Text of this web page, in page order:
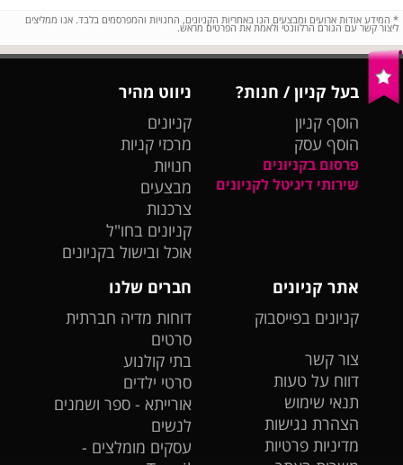
* המידע אודות ארועים ומבצעים הנו באחריות הקניונים, החנויות והמפרסמים בלבד. אנו ממליצים
ליצור קשר עם הגורם הרלוונטי ולאמת את הפרטים מראש.
בעל קניון / חנות?
הוסף קניון
הוסף עסק
פרסום בקניונים
שירותי דיגיטל לקניונים
ניווט מהיר
קניונים
מרכזי קניות
חנויות
מבצעים
צרכנות
קניונים בחו"ל
אוכל ובישול בקניונים
אתר קניונים
קניונים בפייסבוק
צור קשר
דווח על טעות
תנאי שימוש
הצהרת נגישות
מדיניות פרטיות
חברים שלנו
דוחות מדיה חברתית
סרטים
בתי קולנוע
סרטי ילדים
אורייתא - ספר ושמנים
לנשים
עסקים מומלצים -